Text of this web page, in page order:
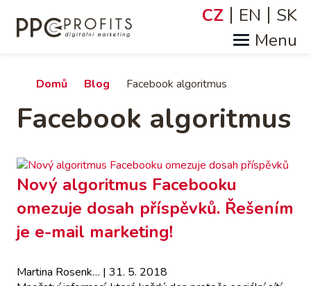
hlavnímu
Jazyky
CZ EN SK
Drobečková
navigace
Domů Blog Facebook algoritmus
Facebook algoritmus
Nový algoritmus Facebooku
omezuje dosah příspěvků. Řešením
je e-mail marketing!
Martina Rosenk… | 31. 5. 2018